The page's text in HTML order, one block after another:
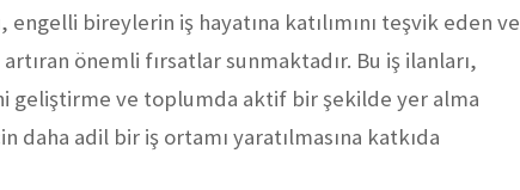
engelli bireylerin iş hayatına katılımını teşvik eden ve
önemli fırsatlar sunmaktadır. Bu iş ilanları,
geliştirme ve toplumda aktif bir şekilde yer alma
daha adil bir iş ortamı yaratılmasına katkıda